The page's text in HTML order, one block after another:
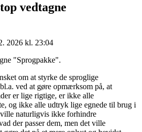
vedtagne
2026 kl. 23:04
"Sprogpakke".
om at styrke de sproglige
ved at gøre opmærksom på, at
er lige rigtige, er ikke alle
og ikke alle udtryk lige egnede til brug i
naturligvis ikke forhindre
der passer dem, men det ville